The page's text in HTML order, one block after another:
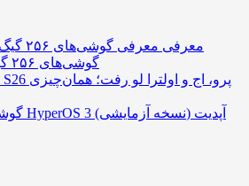
معرفی
گوشی‌های ۲۵۶ گیگ با دوربین قوی